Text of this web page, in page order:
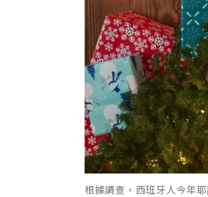
根據調查，西班牙人今年